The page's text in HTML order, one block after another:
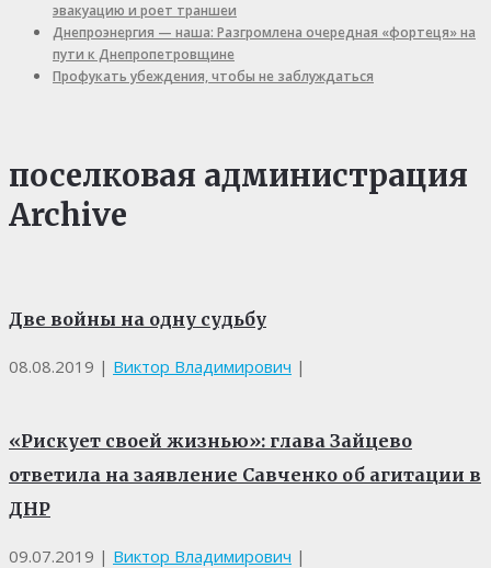
эвакуацию и роет траншеи
Днепроэнергия — наша: Разгромлена очередная «фортеця» на
пути к Днепропетровщине
Профукать убеждения, чтобы не заблуждаться
поселковая администрация
Archive
Две войны на одну судьбу
08.08.2019 | Виктор Владимирович |
«Рискует своей жизнью»: глава Зайцево
ответила на заявление Савченко об агитации в
ДНР
09.07.2019 | Виктор Владимирович |